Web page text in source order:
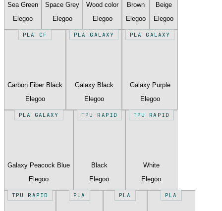
Sea Green
Elegoo
Space Grey
Elegoo
Wood color
Elegoo
Brown
Elegoo
Beige
Elegoo
PLA CF
Carbon Fiber Black
Elegoo
PLA GALAXY
Galaxy Black
Elegoo
PLA GALAXY
Galaxy Purple
Elegoo
PLA GALAXY
Galaxy Peacock Blue
Elegoo
TPU RAPID
Black
Elegoo
TPU RAPID
White
Elegoo
TPU RAPID PLA PLA PLA